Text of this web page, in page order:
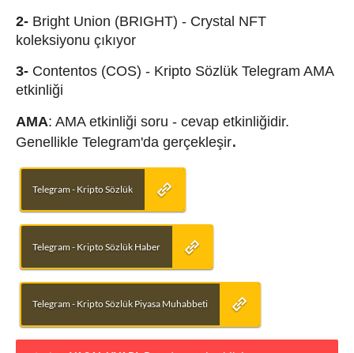
2- Bright Union (BRIGHT) - Crystal NFT
koleksiyonu çıkıyor
3- Contentos (COS) - Kripto Sözlük Telegram AMA
etkinliği
AMA: AMA etkinliği soru - cevap etkinliğidir.
Genellikle Telegram'da gerçekleşir.
Telegram - Kripto Sözlük
Telegram - Kripto Sözlük Haber
Telegram - Kripto Sözlük Piyasa Muhabbeti